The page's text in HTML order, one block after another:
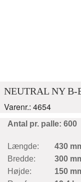
NEUTRAL NY B-
Varenr.: 4654
Antal pr. palle: 600
Længde:
430
Bredde:
300
Højde:
150